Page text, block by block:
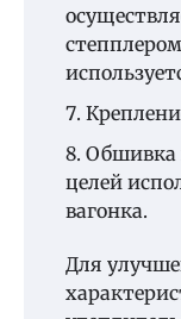
Обшивка
целей
вагонка.
Для